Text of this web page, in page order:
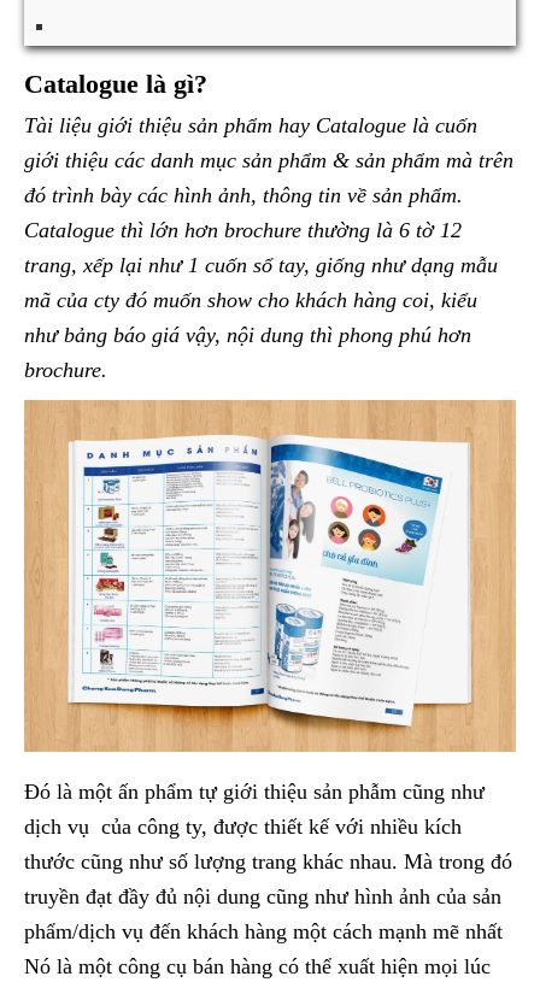
Catalogue là gì?
Tài liệu giới thiệu sản phẩm hay Catalogue là cuốn
giới thiệu các danh mục sản phẩm & sản phẩm mà trên
đó trình bày các hình ảnh, thông tin về sản phẩm.
Catalogue thì lớn hơn brochure thường là 6 tờ 12
trang, xếp lại như 1 cuốn sổ tay, giống như dạng mẫu
mã của cty đó muốn show cho khách hàng coi, kiểu
như bảng báo giá vậy, nội dung thì phong phú hơn
brochure.
Đó là một ấn phẩm tự giới thiệu sản phẫm cũng như
dịch vụ của công ty, được thiết kế với nhiều kích
thước cũng như số lượng trang khác nhau. Mà trong đó
truyền đạt đầy đủ nội dung cũng như hình ảnh của sản
phẩm/dịch vụ đến khách hàng một cách mạnh mẽ nhất
Nó là một công cụ bán hàng có thể xuất hiện mọi lúc